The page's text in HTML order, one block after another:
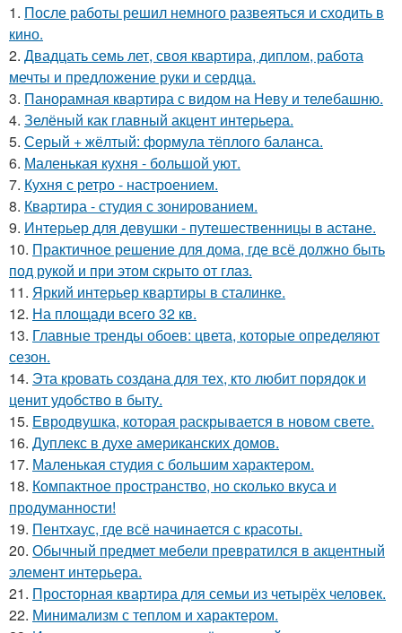
1. После работы решил немного развеяться и сходить в
кино.
2. Двадцать семь лет, своя квартира, диплом, работа
мечты и предложение руки и сердца.
3. Панорамная квартира с видом на Неву и телебашню.
4. Зелёный как главный акцент интерьера.
5. Серый + жёлтый: формула тёплого баланса.
6. Маленькая кухня - большой уют.
7. Кухня с ретро - настроением.
8. Квартира - студия с зонированием.
9. Интерьер для девушки - путешественницы в астане.
10. Практичное решение для дома, где всё должно быть
под рукой и при этом скрыто от глаз.
11. Яркий интерьер квартиры в сталинке.
12. На площади всего 32 кв.
13. Главные тренды обоев: цвета, которые определяют
сезон.
14. Эта кровать создана для тех, кто любит порядок и
ценит удобство в быту.
15. Евродвушка, которая раскрывается в новом свете.
16. Дуплекс в духе американских домов.
17. Маленькая студия с большим характером.
18. Компактное пространство, но сколько вкуса и
продуманности!
19. Пентхаус, где всё начинается с красоты.
20. Обычный предмет мебели превратился в акцентный
элемент интерьера.
21. Просторная квартира для семьи из четырёх человек.
22. Минимализм с теплом и характером.